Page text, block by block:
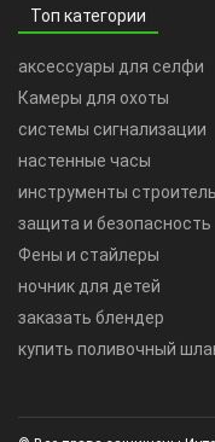
Топ категории
аксессуары для селфи
Камеры для охоты
системы сигнализации
настенные часы
инструменты
защита и безопасность
Фены и стайлеры
ночник для детей
заказать блендер
купить поливочный